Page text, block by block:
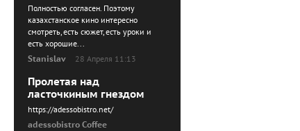
Полностью согласен. Поэтому
казахстанское кино интересно
смотреть, есть сюжет, есть уроки и
есть хорошие...
Stanislav
28 Апреля 11:13
Пролетая над
ласточкиным гнездом
https://adessobistro.net/
adessobistro Coffee